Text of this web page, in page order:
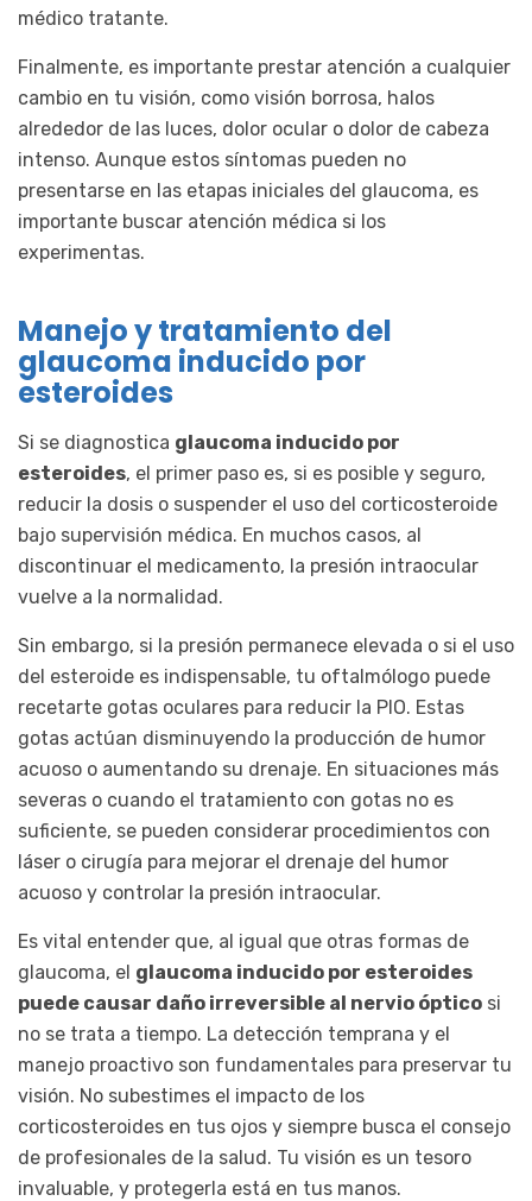
médico tratante.
Finalmente, es importante prestar atención a cualquier
cambio en tu visión, como visión borrosa, halos
alrededor de las luces, dolor ocular o dolor de cabeza
intenso. Aunque estos síntomas pueden no
presentarse en las etapas iniciales del glaucoma, es
importante buscar atención médica si los
experimentas.
Manejo y tratamiento del
glaucoma inducido por
esteroides
Si se diagnostica glaucoma inducido por
esteroides, el primer paso es, si es posible y seguro,
reducir la dosis o suspender el uso del corticosteroide
bajo supervisión médica. En muchos casos, al
discontinuar el medicamento, la presión intraocular
vuelve a la normalidad.
Sin embargo, si la presión permanece elevada o si el uso
del esteroide es indispensable, tu oftalmólogo puede
recetarte gotas oculares para reducir la PIO. Estas
gotas actúan disminuyendo la producción de humor
acuoso o aumentando su drenaje. En situaciones más
severas o cuando el tratamiento con gotas no es
suficiente, se pueden considerar procedimientos con
láser o cirugía para mejorar el drenaje del humor
acuoso y controlar la presión intraocular.
Es vital entender que, al igual que otras formas de
glaucoma, el glaucoma inducido por esteroides
puede causar daño irreversible al nervio óptico si
no se trata a tiempo. La detección temprana y el
manejo proactivo son fundamentales para preservar tu
visión. No subestimes el impacto de los
corticosteroides en tus ojos y siempre busca el consejo
de profesionales de la salud. Tu visión es un tesoro
invaluable, y protegerla está en tus manos.